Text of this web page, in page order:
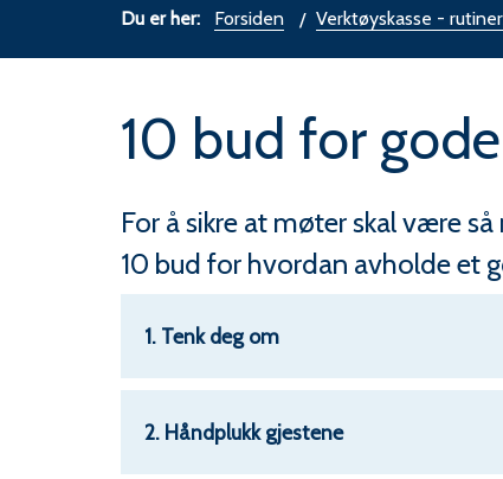
Du
her:
Forsiden Verktøyskasse -
10 bud for
For å sikre at møter skal være
10 bud for hvordan avholde et
1. Tenk deg om
2. Håndplukk gjestene